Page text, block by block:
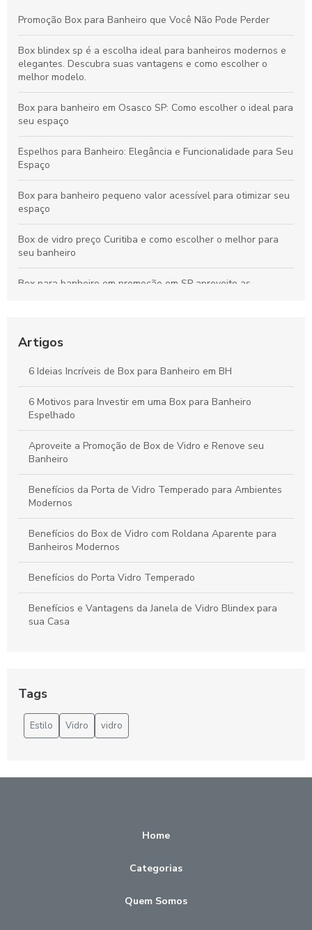
Promoção Box para Banheiro que Você Não Pode Perder
Box blindex sp é a escolha ideal para banheiros modernos e
elegantes. Descubra suas vantagens e como escolher o
melhor modelo.
Box para banheiro em Osasco SP: Como escolher o ideal para
seu espaço
Espelhos para Banheiro: Elegância e Funcionalidade para Seu
Espaço
Box para banheiro pequeno valor acessível para otimizar seu
espaço
Box de vidro preço Curitiba e como escolher o melhor para
seu banheiro
Box para banheiro em promoção em SP aproveite as
sofisticação
Box de Vidro SP: Como Escolher e Instalar o Melhor para Seu
Banheiro
Artigos
6 Ideias Incríveis de Box para Banheiro em BH
6 Motivos para Investir em uma Box para Banheiro
Espelhado
Aproveite a Promoção de Box de Vidro e Renove seu
Banheiro
Benefícios da Porta de Vidro Temperado para Ambientes
Modernos
Benefícios do Box de Vidro com Roldana Aparente para
Banheiros Modernos
Benefícios do Porta Vidro Temperado
Benefícios e Vantagens da Janela de Vidro Blindex para
sua Casa
Blindex para Banheiro: Estilo e Funcionalidade
Blindex para Box: Beleza e Segurança
Box Banheiro Vidro Temperado: Elegância e Segurança
Box Banheiro Zona Leste é a Solução Ideal para Seu
Box barato para banheiro é a solução ideal para renovar
Tags
Estilo Vidro vidro
Home
Categorias
Quem Somos